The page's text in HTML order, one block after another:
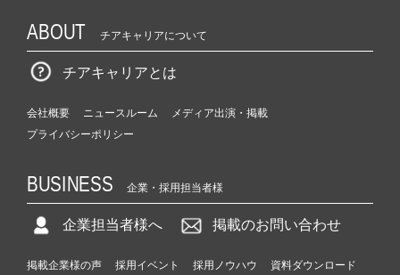
ABOUT チアキャリアについて
チアキャリアとは
会社概要 ニュースルーム
メディア出演・掲載
プライバシーポリシー
BUSINESS 企業・採用担当者様
企業担当者様へ 掲載のお問い合わせ
掲載企業様の声 採用イベント 採用ノウハウ 資料ダウンロード